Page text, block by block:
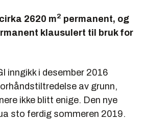
2620 m2 permanent, og
klausulert til bruk for
inngikk i desember 2016
av grunn,
ikke blitt enige. Den nye
sto ferdig sommeren 2019.